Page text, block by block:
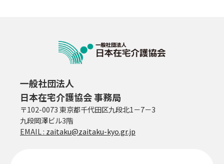
一般社団法人
日本在宅介護協会 事務局
〒102-0073 東京都千代田区九段北1－7－3
九段岡澤ビル3階
EMAIL : zaitaku@zaitaku-kyo.gr.jp